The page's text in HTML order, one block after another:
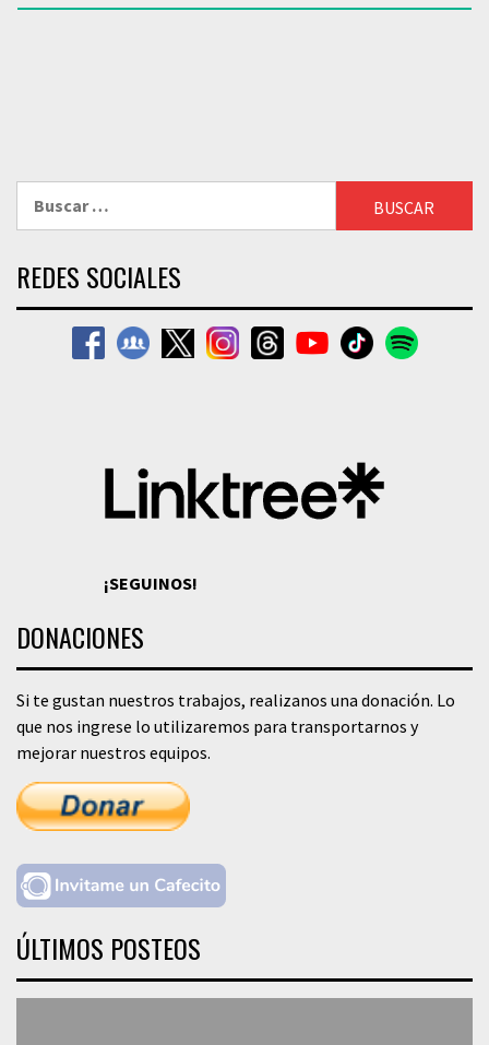
REDES SOCIALES
¡SEGUINOS!
DONACIONES
Si te gustan nuestros trabajos, realizanos una donación. Lo
que nos ingrese lo utilizaremos para transportarnos y
mejorar nuestros equipos.
ÚLTIMOS POSTEOS